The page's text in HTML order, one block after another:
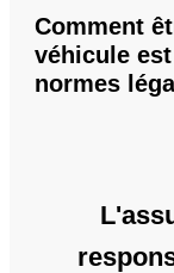
Comment
véhicule
normes